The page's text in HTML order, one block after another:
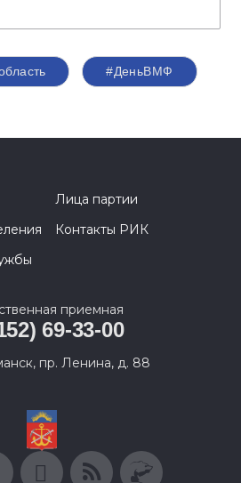
#ДеньВМФ
Лица партии
Контакты РИК
приемная
69-33-00
пр. Ленина, д. 88